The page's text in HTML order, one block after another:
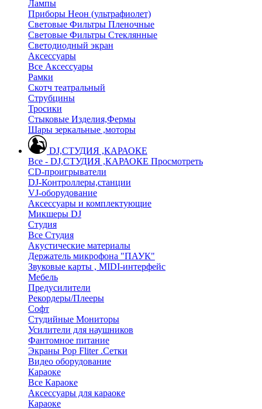
Лампы
Приборы Неон (ультрафиолет)
Световые Фильтры Пленочные
Световые Фильтры Стеклянные
Светодиодный экран
Аксессуары
Все Аксессуары
Рамки
Скотч театральный
Струбцины
Тросики
Стыковые Изделия,Фермы
Шары зеркальные ,моторы
DJ,СТУДИЯ ,КАРАОКЕ
Все - DJ,СТУДИЯ ,КАРАОКЕ Просмотреть
CD-проигрыватели
DJ-Контроллеры,станции
VJ-оборудование
Аксессуары и комплектующие
Микшеры DJ
Студия
Все Студия
Акустические материалы
Держатель микрофона "ПАУК"
Звуковые карты , MIDI-интерфейс
Мебель
Предусилители
Рекордеры/Плееры
Софт
Студийные Мониторы
Усилители для наушников
Фантомное питание
Экраны Pop Fliter .Сетки
Видео оборудование
Караоке
Все Караоке
Аксессуары для караоке
Караоке